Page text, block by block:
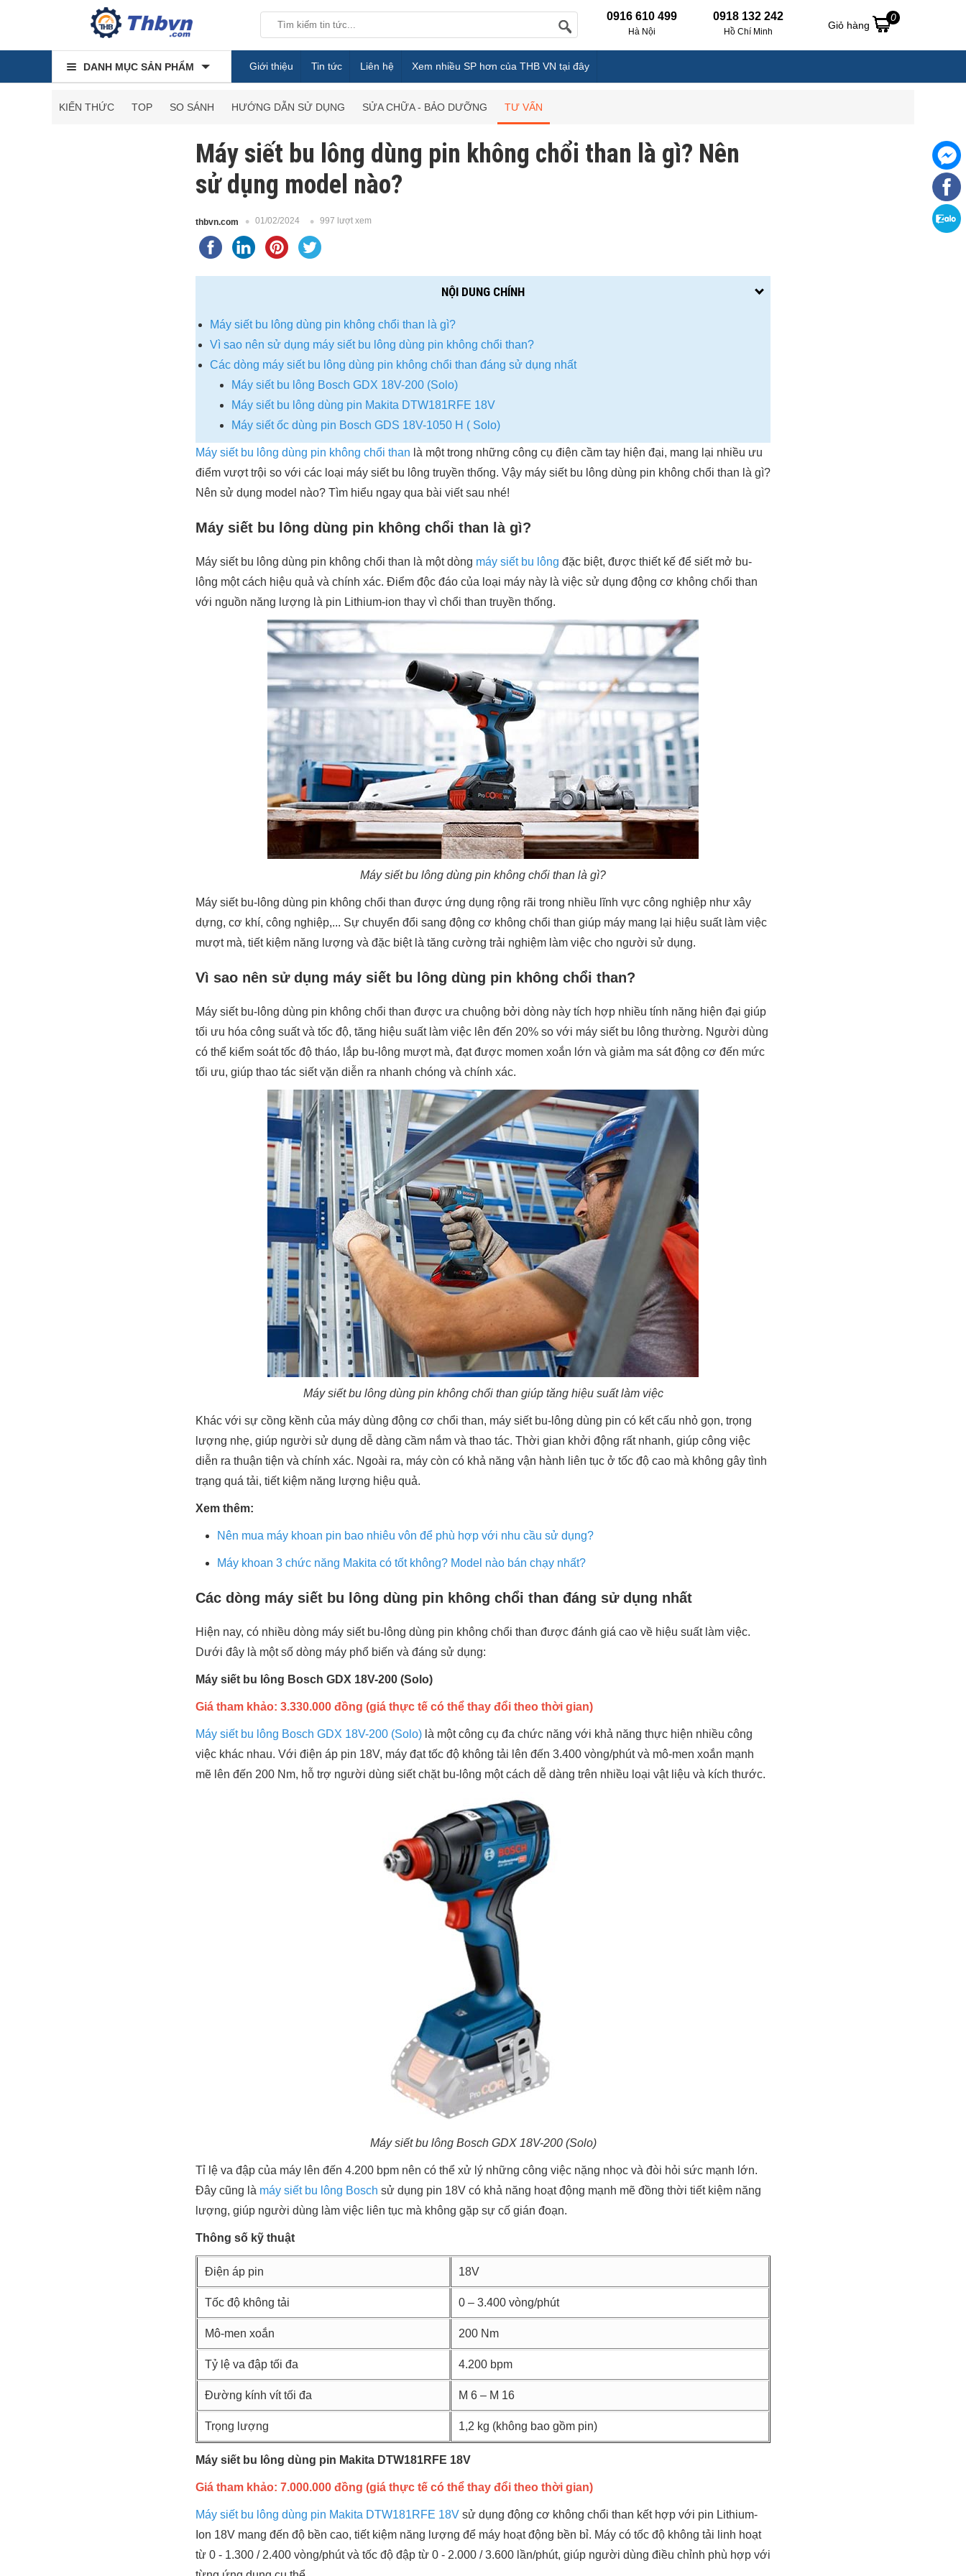
0916 610 499
Hà Nội
0918 132 242
Hồ Chí Minh
Giỏ hàng
0
DANH MỤC SẢN PHẨM Giới thiệu Tin tức Liên hệ Xem nhiều SP hơn của THB VN tại đây
KIẾN THỨC TOP SO SÁNH HƯỚNG DẪN SỬ DỤNG SỬA CHỮA - BẢO DƯỠNG TƯ VẤN
Máy siết bu lông dùng pin không chổi than là gì? Nên
sử dụng model nào?
thbvn.com 01/02/2024 997 lượt xem
NỘI DUNG CHÍNH
Máy siết bu lông dùng pin không chổi than là gì?
Vì sao nên sử dụng máy siết bu lông dùng pin không chổi than?
Các dòng máy siết bu lông dùng pin không chổi than đáng sử dụng nhất
Máy siết bu lông Bosch GDX 18V-200 (Solo)
Máy siết bu lông dùng pin Makita DTW181RFE 18V
Máy siết ốc dùng pin Bosch GDS 18V-1050 H ( Solo)
Máy siết bu lông dùng pin không chổi than là một trong những công cụ điện cầm tay hiện đại, mang lại nhiều ưu
điểm vượt trội so với các loại máy siết bu lông truyền thống. Vậy máy siết bu lông dùng pin không chổi than là gì?
Nên sử dụng model nào? Tìm hiểu ngay qua bài viết sau nhé!
Máy siết bu lông dùng pin không chổi than là gì?
Máy siết bu lông dùng pin không chổi than là một dòng máy siết bu lông đặc biệt, được thiết kế để siết mở bu-
lông một cách hiệu quả và chính xác. Điểm độc đáo của loại máy này là việc sử dụng động cơ không chổi than
với nguồn năng lượng là pin Lithium-ion thay vì chổi than truyền thống.
Máy siết bu lông dùng pin không chổi than là gì?
Máy siết bu-lông dùng pin không chổi than được ứng dụng rộng rãi trong nhiều lĩnh vực công nghiệp như xây
dựng, cơ khí, công nghiệp,... Sự chuyển đổi sang động cơ không chổi than giúp máy mang lại hiệu suất làm việc
mượt mà, tiết kiệm năng lượng và đặc biệt là tăng cường trải nghiệm làm việc cho người sử dụng.
Vì sao nên sử dụng máy siết bu lông dùng pin không chổi than?
Máy siết bu-lông dùng pin không chổi than được ưa chuộng bởi dòng này tích hợp nhiều tính năng hiện đại giúp
tối ưu hóa công suất và tốc độ, tăng hiệu suất làm việc lên đến 20% so với máy siết bu lông thường. Người dùng
có thể kiểm soát tốc độ tháo, lắp bu-lông mượt mà, đạt được momen xoắn lớn và giảm ma sát động cơ đến mức
tối ưu, giúp thao tác siết vặn diễn ra nhanh chóng và chính xác.
Máy siết bu lông dùng pin không chổi than giúp tăng hiệu suất làm việc
Khác với sự cồng kềnh của máy dùng động cơ chổi than, máy siết bu-lông dùng pin có kết cấu nhỏ gọn, trọng
lượng nhẹ, giúp người sử dụng dễ dàng cầm nắm và thao tác. Thời gian khởi động rất nhanh, giúp công việc
diễn ra thuận tiện và chính xác. Ngoài ra, máy còn có khả năng vận hành liên tục ở tốc độ cao mà không gây tình
trạng quá tải, tiết kiệm năng lượng hiệu quả.
Xem thêm:
Nên mua máy khoan pin bao nhiêu vôn để phù hợp với nhu cầu sử dụng?
Máy khoan 3 chức năng Makita có tốt không? Model nào bán chạy nhất?
Các dòng máy siết bu lông dùng pin không chổi than đáng sử dụng nhất
Hiện nay, có nhiều dòng máy siết bu-lông dùng pin không chổi than được đánh giá cao về hiệu suất làm việc.
Dưới đây là một số dòng máy phổ biến và đáng sử dụng:
Máy siết bu lông Bosch GDX 18V-200 (Solo)
Giá tham khảo: 3.330.000 đồng (giá thực tế có thể thay đổi theo thời gian)
Máy siết bu lông Bosch GDX 18V-200 (Solo) là một công cụ đa chức năng với khả năng thực hiện nhiều công
việc khác nhau. Với điện áp pin 18V, máy đạt tốc độ không tải lên đến 3.400 vòng/phút và mô-men xoắn mạnh
mẽ lên đến 200 Nm, hỗ trợ người dùng siết chặt bu-lông một cách dễ dàng trên nhiều loại vật liệu và kích thước.
Máy siết bu lông Bosch GDX 18V-200 (Solo)
Tỉ lệ va đập của máy lên đến 4.200 bpm nên có thể xử lý những công việc nặng nhọc và đòi hỏi sức mạnh lớn.
Đây cũng là máy siết bu lông Bosch sử dụng pin 18V có khả năng hoạt động mạnh mẽ đồng thời tiết kiệm năng
lượng, giúp người dùng làm việc liên tục mà không gặp sự cố gián đoạn.
Thông số kỹ thuật
Điện áp pin 18V
Tốc độ không tải 0 – 3.400 vòng/phút
Mô-men xoắn 200 Nm
Tỷ lệ va đập tối đa 4.200 bpm
Đường kính vít tối đa M 6 – M 16
Trọng lượng 1,2 kg (không bao gồm pin)
Máy siết bu lông dùng pin Makita DTW181RFE 18V
Giá tham khảo: 7.000.000 đồng (giá thực tế có thể thay đổi theo thời gian)
Máy siết bu lông dùng pin Makita DTW181RFE 18V sử dụng động cơ không chổi than kết hợp với pin Lithium-
Ion 18V mang đến độ bền cao, tiết kiệm năng lượng để máy hoạt động bền bỉ. Máy có tốc độ không tải linh hoạt
từ 0 - 1.300 / 2.400 vòng/phút và tốc độ đập từ 0 - 2.000 / 3.600 lần/phút, giúp người dùng điều chỉnh phù hợp với